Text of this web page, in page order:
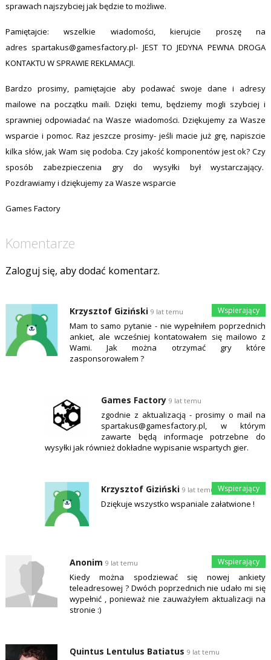
sprawach najszybciej jak będzie to możliwe.
Pamiętajcie: wszelkie wiadomości, kierujcie proszę na
adres spartakus@gamesfactory.pl- JEST TO JEDYNA PEWNA DROGA
KONTAKTU W SPRAWIE REKLAMACJI.
Bardzo prosimy, pamiętajcie aby podawać swoje dane i adresy
mailowe na początku maili. Dzięki temu, będziemy mogli szybciej i
sprawniej odpowiadać na Wasze wiadomości. Dziękujemy za Wasze
wsparcie i pomoc. Raz jeszcze prosimy- jeśli macie już grę, napiszcie
kilka słów, jak Wam się podoba. Czy jakość komponentów jest ok? Czy
sposób zabezpieczenia gry do wysyłki był wystarczający.
Pozdrawiamy i dziękujemy za Wasze wsparcie
Games Factory
Komentarze
Zaloguj się, aby dodać komentarz.
Krzysztof Giziński 9 lat temu
Mam to samo pytanie - nie wypełniłem poprzednich
ankiet, ale wcześniej kontatowałem się mailowo z
Wami. Jak można otrzymać gry które
zasponsorowałem ?
Games Factory 9 lat temu
zgodnie z aktualizacją - prosimy o mail na
spartakus@gamesfactory.pl, w którym
zawarte będą informacje potrzebne do
wysyłki jak również dokładne wypisanie wspartych gier.
Krzysztof Giziński 9 lat temu
Dziękuje wszystko wspaniale załatwione !
Anonim 9 lat temu
Kiedy można spodziewać się nowej ankiety
teleadresowej ? Dwóch poprzednich nie udało mi się
wypełnić , ponieważ nie zauważyłem aktualizacji na
stronie :)
Quintus Lentulus Batiatus 9 lat temu